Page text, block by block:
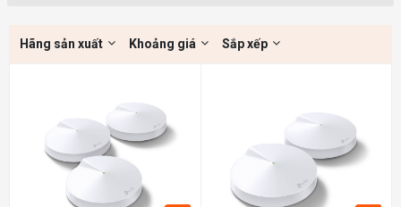
Hãng sản xuất Khoảng giá Sắp xếp